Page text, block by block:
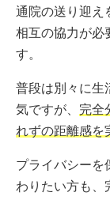
通院の送り迎え
相互の協力が必
す。
普段は別々に生
気ですが、 完全
れずの距離感を
プライバシーを
わりたい方も、